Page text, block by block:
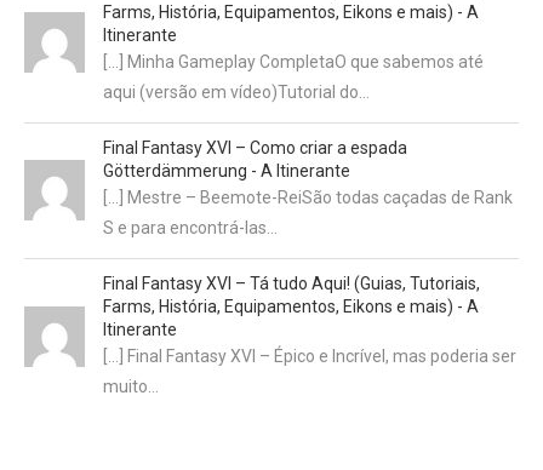
Farms, História, Equipamentos, Eikons e mais) - A
Itinerante
[…] Minha Gameplay CompletaO que sabemos até
aqui (versão em vídeo)Tutorial do…
Final Fantasy XVI – Como criar a espada
Götterdämmerung - A Itinerante
[…] Mestre – Beemote-ReiSão todas caçadas de Rank
S e para encontrá-las…
Final Fantasy XVI – Tá tudo Aqui! (Guias, Tutoriais,
Farms, História, Equipamentos, Eikons e mais) - A
Itinerante
[…] Final Fantasy XVI – Épico e Incrível, mas poderia ser
muito…